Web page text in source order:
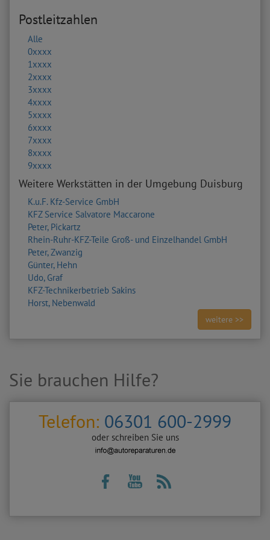
Postleitzahlen
Alle
0xxxx
1xxxx
2xxxx
3xxxx
4xxxx
5xxxx
6xxxx
7xxxx
8xxxx
9xxxx
Weitere Werkstätten in der Umgebung Duisburg
K.u.F. Kfz-Service GmbH
KFZ Service Salvatore Maccarone
Peter, Pickartz
Rhein-Ruhr-KFZ-Teile Groß- und Einzelhandel GmbH
Peter, Zwanzig
Günter, Hehn
Udo, Graf
KFZ-Technikerbetrieb Sakins
Horst, Nebenwald
weitere >>
Sie brauchen Hilfe?
Telefon: 06301 600-2999
oder schreiben Sie uns